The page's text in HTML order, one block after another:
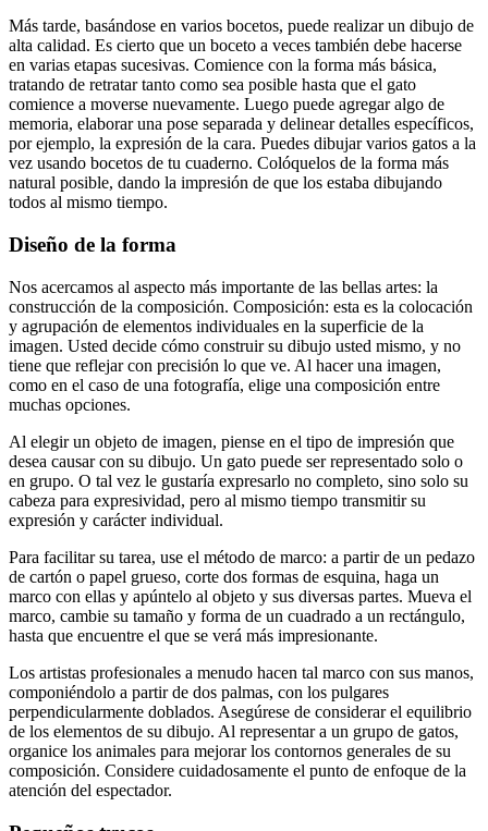
Más tarde, basándose en varios bocetos, puede realizar un dibujo de
alta calidad. Es cierto que un boceto a veces también debe hacerse
en varias etapas sucesivas. Comience con la forma más básica,
tratando de retratar tanto como sea posible hasta que el gato
comience a moverse nuevamente. Luego puede agregar algo de
memoria, elaborar una pose separada y delinear detalles específicos,
por ejemplo, la expresión de la cara. Puedes dibujar varios gatos a la
vez usando bocetos de tu cuaderno. Colóquelos de la forma más
natural posible, dando la impresión de que los estaba dibujando
todos al mismo tiempo.
Diseño de la forma
Nos acercamos al aspecto más importante de las bellas artes: la
construcción de la composición. Composición: esta es la colocación
y agrupación de elementos individuales en la superficie de la
imagen. Usted decide cómo construir su dibujo usted mismo, y no
tiene que reflejar con precisión lo que ve. Al hacer una imagen,
como en el caso de una fotografía, elige una composición entre
muchas opciones.
Al elegir un objeto de imagen, piense en el tipo de impresión que
desea causar con su dibujo. Un gato puede ser representado solo o
en grupo. O tal vez le gustaría expresarlo no completo, sino solo su
cabeza para expresividad, pero al mismo tiempo transmitir su
expresión y carácter individual.
Para facilitar su tarea, use el método de marco: a partir de un pedazo
de cartón o papel grueso, corte dos formas de esquina, haga un
marco con ellas y apúntelo al objeto y sus diversas partes. Mueva el
marco, cambie su tamaño y forma de un cuadrado a un rectángulo,
hasta que encuentre el que se verá más impresionante.
Los artistas profesionales a menudo hacen tal marco con sus manos,
componiéndolo a partir de dos palmas, con los pulgares
perpendicularmente doblados. Asegúrese de considerar el equilibrio
de los elementos de su dibujo. Al representar a un grupo de gatos,
organice los animales para mejorar los contornos generales de su
composición. Considere cuidadosamente el punto de enfoque de la
atención del espectador.